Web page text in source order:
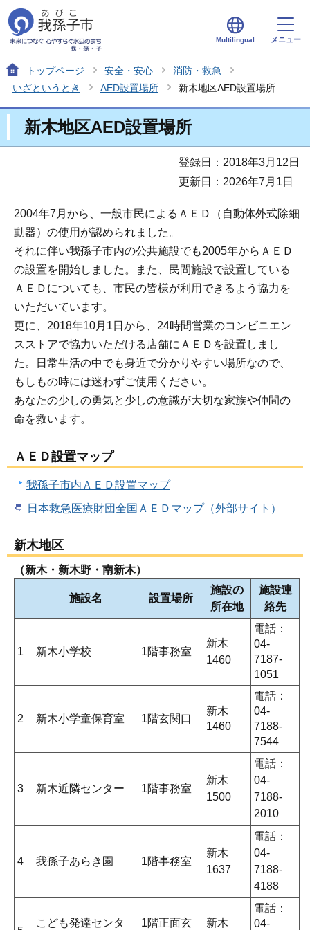
Multilingual メニュー
トップページ 安全・安心
消防・救急
いざというとき
AED設置場所 新木地区AED設置場所
新木地区AED設置場所
登録日：2018年3月12日
更新日：2026年7月1日
2004年7月から、一般市民によるＡＥＤ（自動体外式除細
動器）の使用が認められました。
それに伴い我孫子市内の公共施設でも2005年からＡＥＤ
の設置を開始しました。また、民間施設で設置している
ＡＥＤについても、市民の皆様が利用できるよう協力を
いただいています。
更に、2018年10月1日から、24時間営業のコンビニエン
スストアで協力いただける店舗にＡＥＤを設置しまし
た。日常生活の中でも身近で分かりやすい場所なので、
もしもの時には迷わずご使用ください。
あなたの少しの勇気と少しの意識が大切な家族や仲間の
命を救います。
ＡＥＤ設置マップ
我孫子市内ＡＥＤ設置マップ
日本救急医療財団全国ＡＥＤマップ（外部サイト）
新木地区
（新木・新木野・南新木）
施設名 設置場所
施設の
所在地
施設連
絡先
1 新木小学校 1階事務室
新木
1460
電話：
04-
7187-
1051
2 新木小学童保育室 1階玄関口
新木
1460
電話：
04-
7188-
7544
3 新木近隣センター 1階事務室
新木
1500
電話：
04-
7188-
2010
4 我孫子あらき園 1階事務室
新木
1637
電話：
04-
7188-
4188
こども発達センタ 1階正面玄 新木
電話：
04-